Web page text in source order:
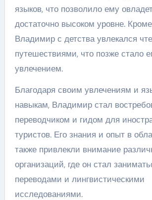
языков, что позволило ему
достаточно высоком уровне. Кроме
Владимир с детства увлекался
путешествиями, что позже стало
увлечением.
Благодаря своим увлечениям и
навыкам, Владимир стал
переводчиком и гидом для
туристов. Его знания и опыт в
также привлекли внимание
организаций, где он стал
переводами и лингвистическими
исследованиями.